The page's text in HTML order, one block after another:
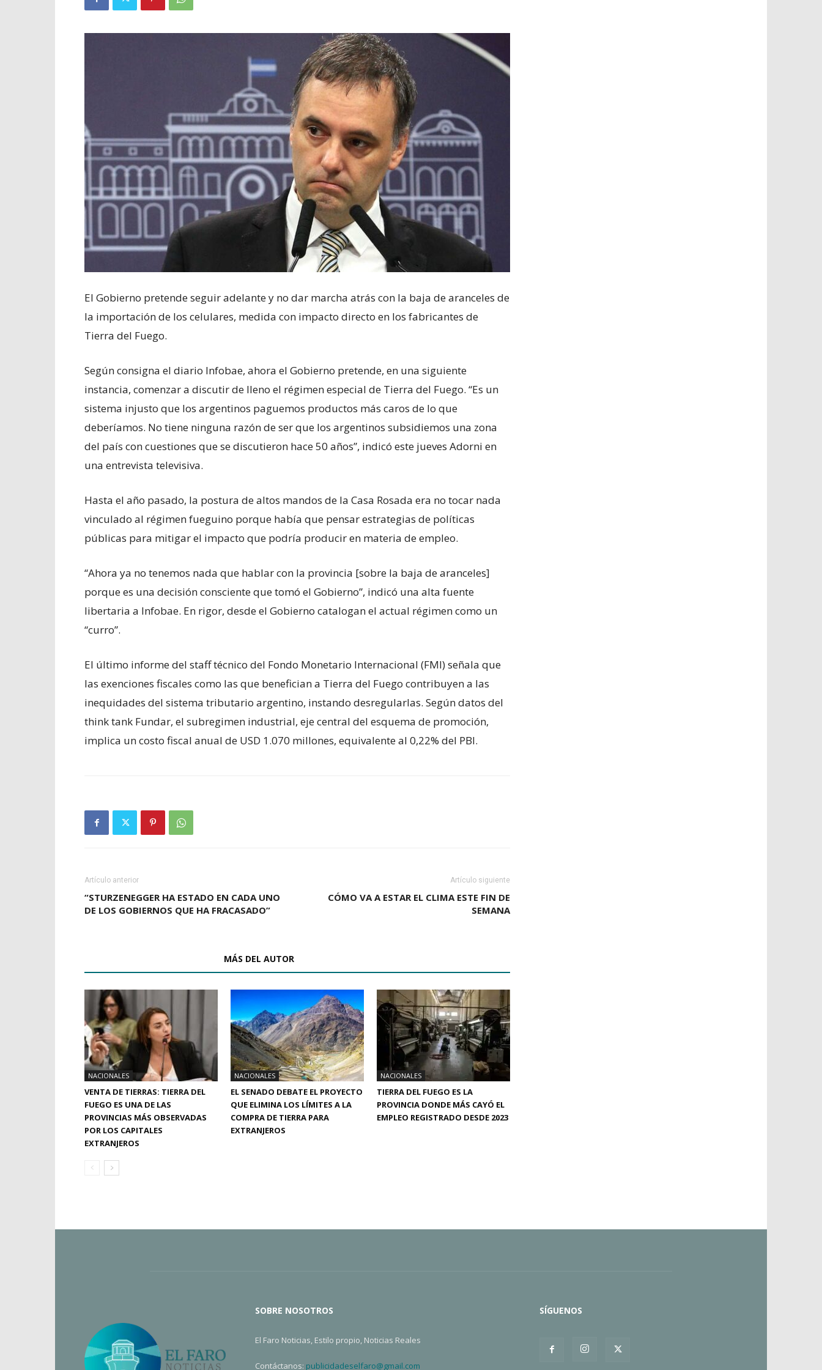
El Gobierno pretende seguir adelante y no dar marcha atrás con la baja de aranceles de
la importación de los celulares, medida con impacto directo en los fabricantes de
Tierra del Fuego.
Según consigna el diario Infobae, ahora el Gobierno pretende, en una siguiente
instancia, comenzar a discutir de lleno el régimen especial de Tierra del Fuego. “Es un
sistema injusto que los argentinos paguemos productos más caros de lo que
deberíamos. No tiene ninguna razón de ser que los argentinos subsidiemos una zona
del país con cuestiones que se discutieron hace 50 años”, indicó este jueves Adorni en
una entrevista televisiva.
Hasta el año pasado, la postura de altos mandos de la Casa Rosada era no tocar nada
vinculado al régimen fueguino porque había que pensar estrategias de políticas
públicas para mitigar el impacto que podría producir en materia de empleo.
“Ahora ya no tenemos nada que hablar con la provincia [sobre la baja de aranceles]
porque es una decisión consciente que tomó el Gobierno”, indicó una alta fuente
libertaria a Infobae. En rigor, desde el Gobierno catalogan el actual régimen como un
“curro”.
El último informe del staff técnico del Fondo Monetario Internacional (FMI) señala que
las exenciones fiscales como las que benefician a Tierra del Fuego contribuyen a las
inequidades del sistema tributario argentino, instando desregularlas. Según datos del
think tank Fundar, el subregimen industrial, eje central del esquema de promoción,
implica un costo fiscal anual de USD 1.070 millones, equivalente al 0,22% del PBI.
Artículo anterior
“STURZENEGGER HA ESTADO EN CADA UNO
DE LOS GOBIERNOS QUE HA FRACASADO”
Artículo siguiente
CÓMO VA A ESTAR EL CLIMA ESTE FIN DE
SEMANA
MÁS DEL AUTOR
NACIONALES
VENTA DE TIERRAS: TIERRA DEL
FUEGO ES UNA DE LAS
PROVINCIAS MÁS OBSERVADAS
POR LOS CAPITALES
EXTRANJEROS
NACIONALES
EL SENADO DEBATE EL PROYECTO
QUE ELIMINA LOS LÍMITES A LA
COMPRA DE TIERRA PARA
EXTRANJEROS
NACIONALES
TIERRA DEL FUEGO ES LA
PROVINCIA DONDE MÁS CAYÓ EL
EMPLEO REGISTRADO DESDE 2023
SOBRE NOSOTROS
El Faro Noticias, Estilo propio, Noticias Reales
Contáctanos: publicidadeselfaro@gmail.com
SÍGUENOS